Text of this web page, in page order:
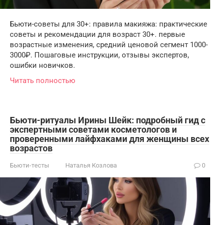
Бьюти-советы для 30+: правила макияжа: практические
советы и рекомендации для возраст 30+. первые
возрастные изменения, средний ценовой сегмент 1000-
3000₽. Пошаговые инструкции, отзывы экспертов,
ошибки новичков.
Читать полностью
Бьюти-ритуалы Ирины Шейк: подробный гид с
экспертными советами косметологов и
проверенными лайфхаками для женщины всех
возрастов
Бьюти-тесты Наталья Козлова 0